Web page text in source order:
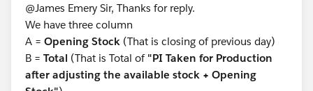
@James Emery​ Sir, Thanks for reply.
We have three column
A = Opening Stock (That is closing of previous day)
B = Total (That is Total of "PI Taken for Production
after adjusting the available stock + Opening